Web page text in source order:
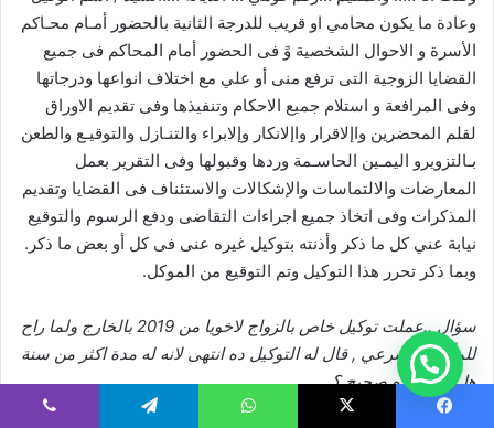
وعادة ما يكون محامي او قريب للدرجة الثانية بالحضور أمـام محـاكم
الأسرة و الاحوال الشخصية وً فى الحضور أمام المحاكم فى جميع
القضايا الزوجية التى ترفع منى أو علي مع اختلاف انواعها ودرجاتها
وفى المرافعة و استلام جميع الاحكام وتنفيذها وفى تقديم الاوراق
لقلم المحضرين واإلاقرار واإلانكار وإلابراء والتنـازل والتوقيـع والطعن
بـالتزويرو اليمـين الحاسـمة وردها وقبولها وفى التقرير بعمل
المعارضات والالتماسات والإشكالات والاستئناف فى القضايا وتقديم
المذكرات وفى اتخاذ جميع اجراءات التقاضى ودفع الرسوم والتوقيع
نيابة عني كل ما ذكر وأذنته بتوكيل غيره عنى فى كل أو بعض ما ذكر.
وبما ذكر تحرر هذا التوكيل وتم التوقيع من الموكل.
سؤال ..عملت توكيل خاص بالزواج لاخويا من 2019 بالخارج ولما راح
للمأذون الشرعي , قال له التوكيل ده انتهى لانه له مدة اكثر من سنة
هل الكلام ده صحيح ؟